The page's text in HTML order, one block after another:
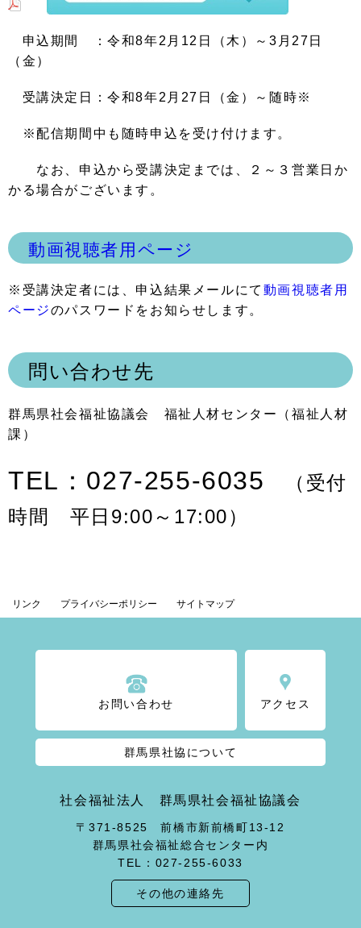
申込期間 ：令和8年2月12日（木）～3月27日
（金）
受講決定日：令和8年2月27日（金）～随時※
※配信期間中も随時申込を受け付けます。
なお、申込から受講決定までは、２～３営業日か
かる場合がございます。
動画視聴者用ページ
※受講決定者には、申込結果メールにて 動画視聴者用
ページのパスワードをお知らせします。
問い合わせ先
群馬県社会福祉協議会 福祉人材センター（福祉人材
課）
TEL：027-255-6035 （受付
時間 平日9:00～17:00）
リンク プライバシーポリシー サイトマップ
お問い合わせ アクセス
群馬県社協について
社会福祉法人 群馬県社会福祉協議会
〒371-8525 前橋市新前橋町13-12
群馬県社会福祉総合センター内
TEL：027-255-6033
その他の連絡先